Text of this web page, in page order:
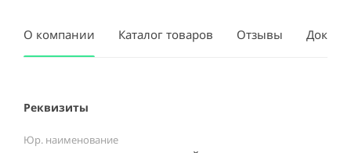
О компании Каталог товаров Отзывы
Реквизиты
Юр. наименование